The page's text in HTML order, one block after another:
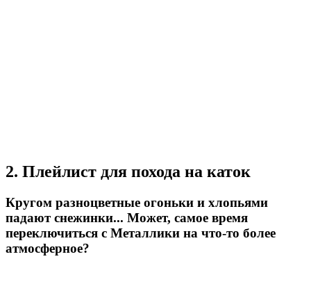
2. Плейлист для похода на каток
Кругом разноцветные огоньки и хлопьями
падают снежинки... Может, самое время
переключиться с Металлики на что-то более
атмосферное?